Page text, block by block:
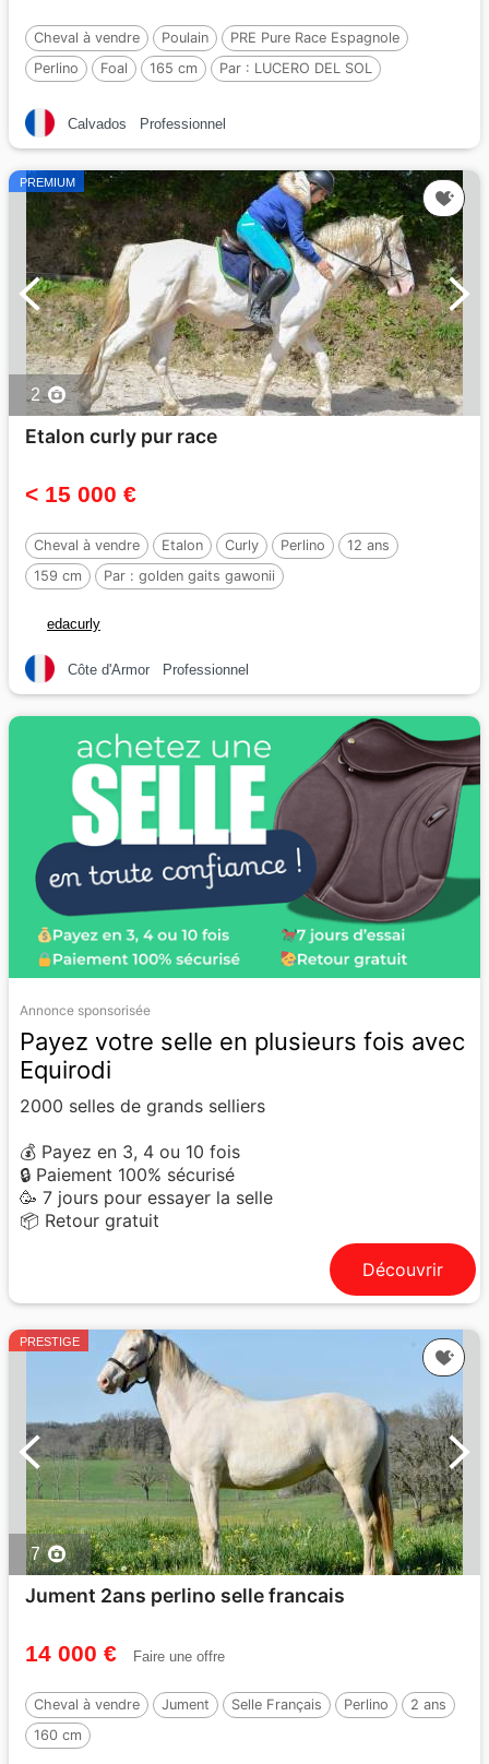
Cheval à vendre Poulain
PRE Pure Race Espagnole
Perlino
Foal 165 cm Par : LUCERO DEL SOL
Calvados Professionnel
PREMIUM
2
Etalon curly pur race
< 15 000 €
Cheval à vendre Etalon Curly Perlino
12 ans
159 cm
Par : golden gaits gawonii
edacurly
Côte d'Armor Professionnel
Annonce sponsorisée
Payez votre selle en plusieurs fois avec
Equirodi
2000 selles de grands selliers
💰 Payez en 3, 4 ou 10 fois
🔒 Paiement 100% sécurisé
🥳 7 jours pour essayer la selle
📦 Retour gratuit
Découvrir
PRESTIGE
7
Jument 2ans perlino selle francais
14 000 € Faire une offre
Cheval à vendre Jument Selle Français Perlino
2 ans
160 cm